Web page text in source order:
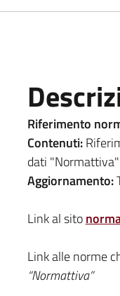
Riferimento
Contenuti:
dati
Aggiornamento:
Link al sito
Link alle norme
“Normattiva”